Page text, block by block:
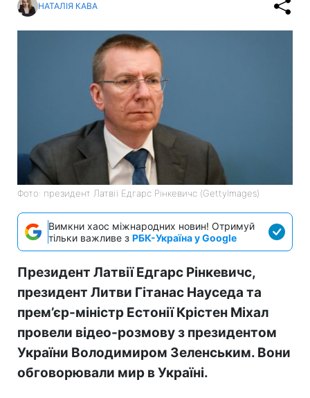
НАТАЛІЯ КАВА
Фото: президент Латвії Едгарс Рінкевичс (GettyImages)
Вимкни хаос міжнародних новин! Отримуй
тільки важливе з РБК-Україна у Google
Президент Латвії Едгарс Рінкевичс,
президент Литви Гітанас Науседа та
прем’єр-міністр Естонії Крістен Міхал
провели відео-розмову з президентом
України Володимиром Зеленським. Вони
обговорювали мир в Україні.